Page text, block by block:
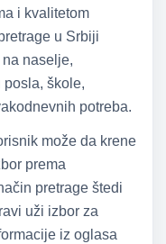
i kvalitetom
u Srbiji
naselje,
posla, škole,
potreba.
može da krene
prema
pretrage štedi
uži izbor za
iz oglasa